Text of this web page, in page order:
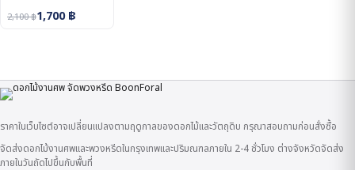
2,100฿1,700฿
ราคาในเว็บไซต์อาจเปลี่ยนแปลงตามฤดูกาลของดอกไม้และวัตถุดิบ กรุณาสอบถามก่อนสั่งซื้อ
จัดส่งดอกไม้งานศพและพวงหรีดในกรุงเทพและปริมณฑลภายใน 2-4 ชั่วโมง ต่างจังหวัดจัดส่ง
ภายในวันถัดไปขึ้นกับพื้นที่